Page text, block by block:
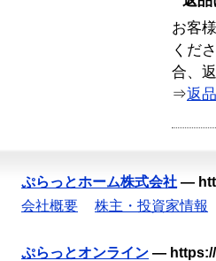
お客
くだ
合、
⇒返
ぷらっとホーム株式会社 —
会社概要
株主・投資家情報
ぷらっとオンライン —